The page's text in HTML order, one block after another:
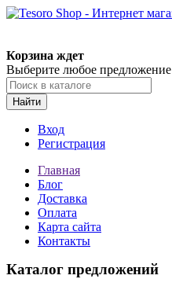
Корзина ждет
Выберите любое предложение
Найти
Вход
Регистрация
Главная
Блог
Доставка
Оплата
Карта сайта
Контакты
Каталог предложений